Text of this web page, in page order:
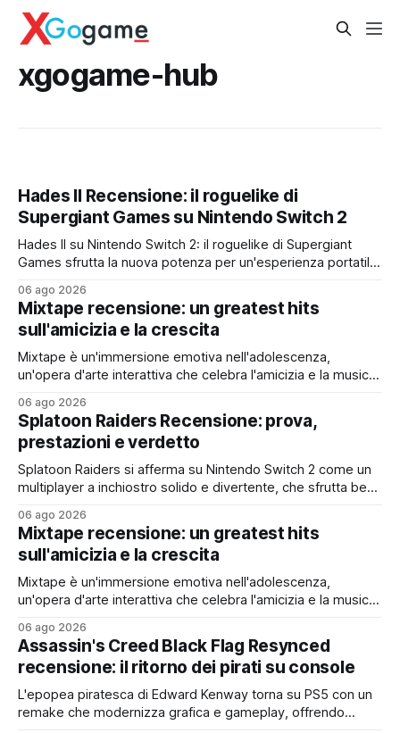
xgogame-hub
Hades II Recensione: il roguelike di
Supergiant Games su Nintendo Switch 2
Hades II su Nintendo Switch 2: il roguelike di Supergiant
Games sfrutta la nuova potenza per un'esperienza portatile
06 ago 2026
Mixtape recensione: un greatest hits
sull'amicizia e la crescita
Mixtape è un'immersione emotiva nell'adolescenza,
un'opera d'arte interattiva che celebra l'amicizia e la musica
06 ago 2026
Splatoon Raiders Recensione: prova,
prestazioni e verdetto
Splatoon Raiders si afferma su Nintendo Switch 2 come un
multiplayer a inchiostro solido e divertente, che sfrutta bene
con qualche limite nei contenuti
06 ago 2026
Mixtape recensione: un greatest hits
sull'amicizia e la crescita
Mixtape è un'immersione emotiva nell'adolescenza,
un'opera d'arte interattiva che celebra l'amicizia e la musica
06 ago 2026
Assassin's Creed Black Flag Resynced
recensione: il ritorno dei pirati su console
L'epopea piratesca di Edward Kenway torna su PS5 con un
remake che modernizza grafica e gameplay, offrendo